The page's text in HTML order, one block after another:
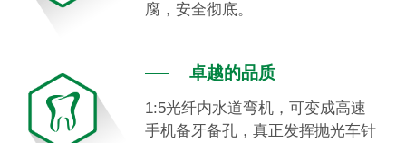
腐，安全彻底。
卓越的品质
1:5光纤内水道弯机，可变成高速
手机备牙备孔，真正发挥抛光车针